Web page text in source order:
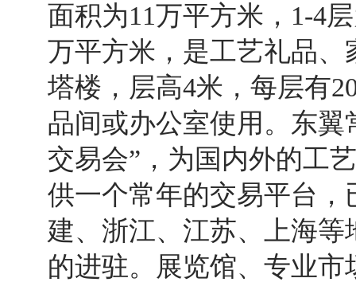
面积为11万平方米，1-4
万平方米，是工艺礼品、
塔楼，层高4米，每层有
品间或办公室使用。东
交易会”，为国内外的工
供一个常年的交易平台，
建、浙江、江苏、上海
的进驻。展览馆、专业